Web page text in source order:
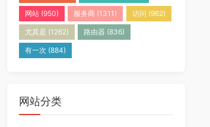
网站 (950) 服务商 (1311) 访问 (962)
尤其是 (1262) 路由器 (836)
有一次 (884)
网站分类